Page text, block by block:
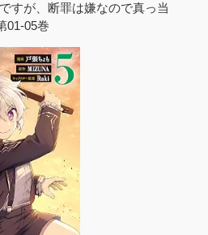
すが、断罪は嫌なので真っ当
01-05巻